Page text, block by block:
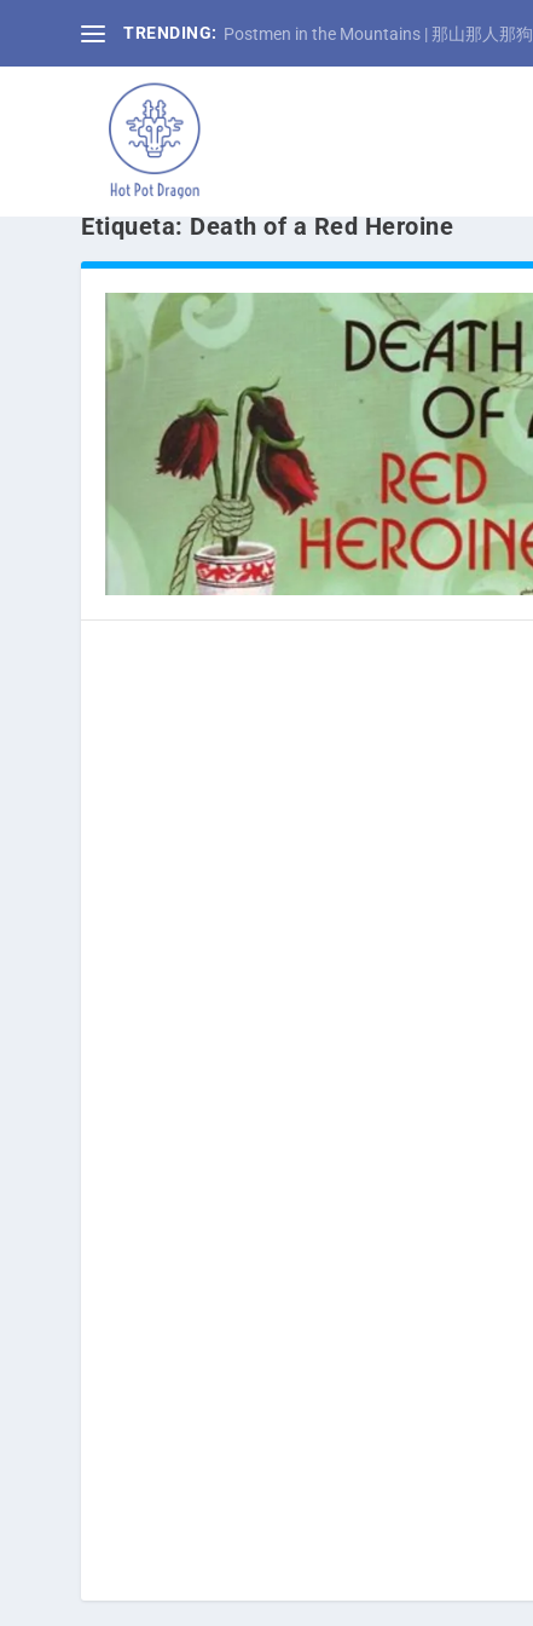
TRENDING: Postmen in the Mountains | 那山那人那狗
Etiqueta: Death of a Red Heroine